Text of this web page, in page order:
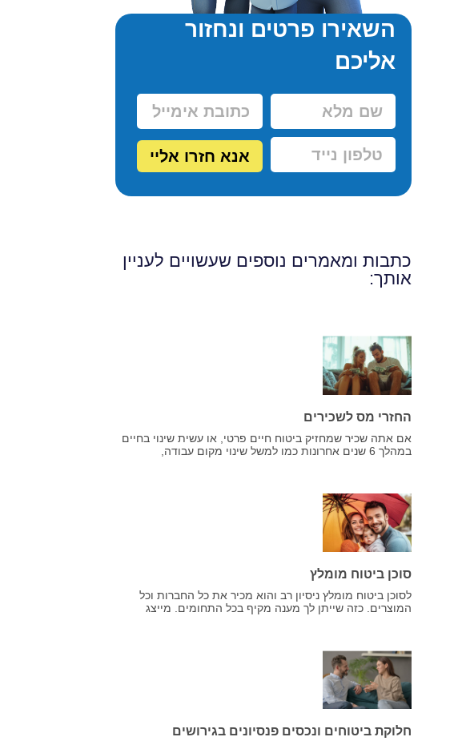
השאירו פרטים ונחזור
אליכם
אנא חזרו אליי
כתבות ומאמרים נוספים שעשויים לעניין
אותך:
החזרי מס לשכירים
אם אתה שכיר שמחזיק ביטוח חיים פרטי, או עשית שינוי בחיים
במהלך 6 שנים אחרונות כמו למשל שינוי מקום עבודה,
סוכן ביטוח מומלץ
לסוכן ביטוח מומלץ ניסיון רב והוא מכיר את כל החברות וכל
המוצרים. כזה שייתן לך מענה מקיף בכל התחומים. מייצג
חלוקת ביטוחים ונכסים פנסיונים בגירושים